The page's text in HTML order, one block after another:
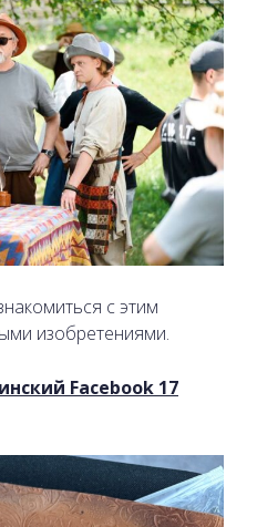
с этим
изобретениями.
Facebook 17